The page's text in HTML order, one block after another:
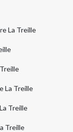
La Treille
La Treille
Treille
Treille